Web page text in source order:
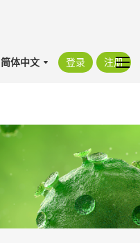
简体中文 登录 注册